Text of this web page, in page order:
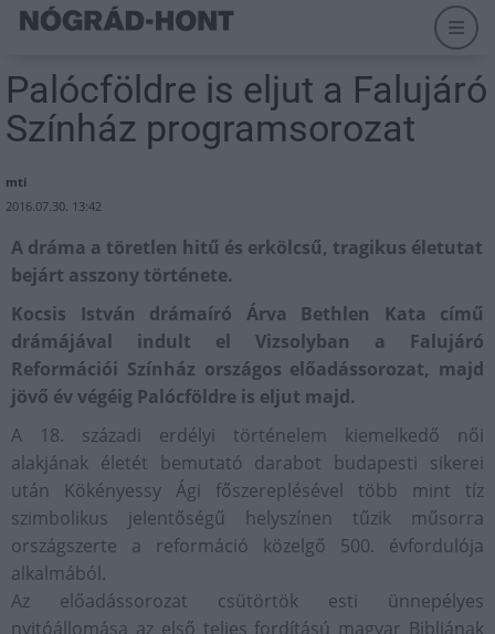
Palócföldre is eljut a Falujáró
Színház programsorozat
mti
2016.07.30. 13:42
A dráma a töretlen hitű és erkölcsű, tragikus életutat
bejárt asszony története.
Kocsis István drámaíró Árva Bethlen Kata című
drámájával indult el Vizsolyban a Falujáró
Reformációi Színház országos előadássorozat, majd
jövő év végéig Palócföldre is eljut majd.
A 18. századi erdélyi történelem kiemelkedő női
alakjának életét bemutató darabot budapesti sikerei
után Kökényessy Ági főszereplésével több mint tíz
szimbolikus jelentőségű helyszínen tűzik műsorra
országszerte a reformáció közelgő 500. évfordulója
alkalmából.
Az előadássorozat csütörtök esti ünnepélyes
nyitóállomása az első teljes fordítású magyar Bibliának